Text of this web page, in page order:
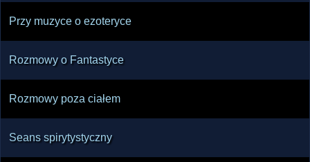
Przy muzyce o ezoteryce
Rozmowy o Fantastyce
Rozmowy poza ciałem
Seans spirytystyczny